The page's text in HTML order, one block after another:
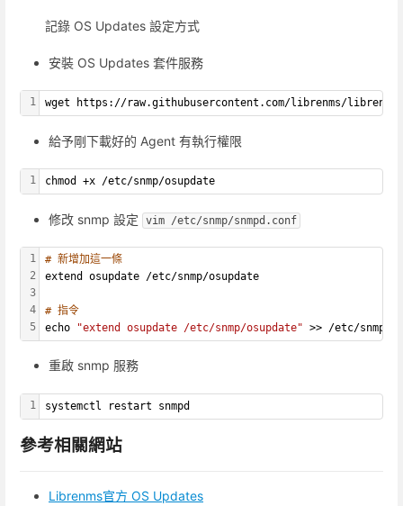
記錄 OS Updates 設定方式
安裝 OS Updates 套件服務
1 wget https://raw.githubusercontent.com/librenms/librenms-
給予剛下載好的 Agent 有執行權限
1 chmod +x /etc/snmp/osupdate
修改 snmp 設定 vim /etc/snmp/snmpd.conf
1
2
3
4
5
# 新增加這一條
extend osupdate /etc/snmp/osupdate
# 指令
echo
"extend osupdate /etc/snmp/osupdate" >> /etc/snmp/
重啟 snmp 服務
1 systemctl restart snmpd
參考相關網站
Librenms官方 OS Updates